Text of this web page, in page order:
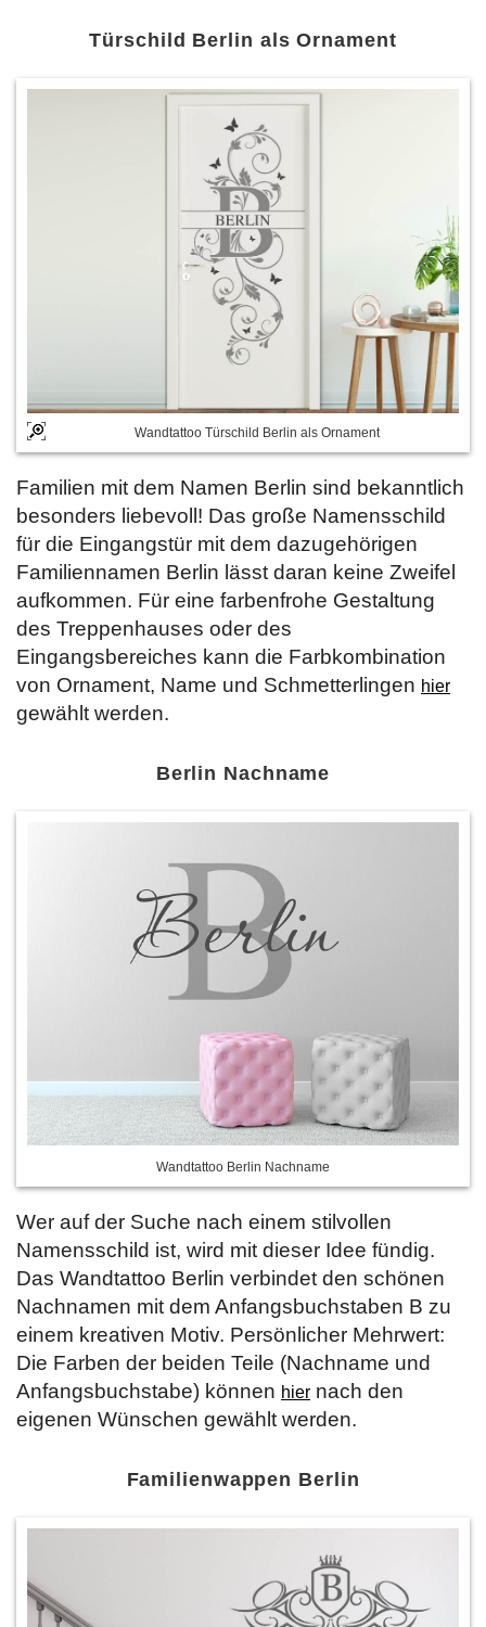
Türschild Berlin als Ornament
Wandtattoo Türschild Berlin als Ornament
Familien mit dem Namen Berlin sind bekanntlich
besonders liebevoll! Das große Namensschild
für die Eingangstür mit dem dazugehörigen
Familiennamen Berlin lässt daran keine Zweifel
aufkommen. Für eine farbenfrohe Gestaltung
des Treppenhauses oder des
Eingangsbereiches kann die Farbkombination
von Ornament, Name und Schmetterlingen hier
gewählt werden.
Berlin Nachname
Wandtattoo Berlin Nachname
Wer auf der Suche nach einem stilvollen
Namensschild ist, wird mit dieser Idee fündig.
Das Wandtattoo Berlin verbindet den schönen
Nachnamen mit dem Anfangsbuchstaben B zu
einem kreativen Motiv. Persönlicher Mehrwert:
Die Farben der beiden Teile (Nachname und
Anfangsbuchstabe) können hier nach den
eigenen Wünschen gewählt werden.
Familienwappen Berlin